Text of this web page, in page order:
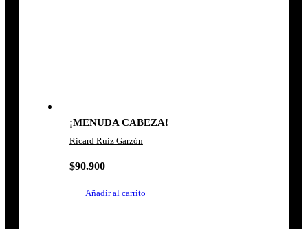
¡MENUDA CABEZA!
Ricard Ruiz Garzón
$90.900
Añadir al carrito